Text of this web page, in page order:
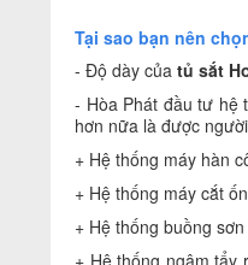
Tại sao bạn nên
- Độ dày của tủ sắt
- Hòa Phát đầu tư hệ
hơn nữa là được
+ Hệ thống máy hàn
+ Hệ thống máy cắt
+ Hệ thống buồng
+ Hệ thống ngâm tẩy